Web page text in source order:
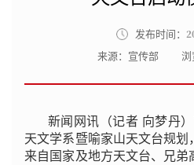
发布时间：
来源：宣传部 浏
新闻网讯（记者 向梦丹
天文学系暨喻家山天文台规划
来自国家及地方天文台、兄